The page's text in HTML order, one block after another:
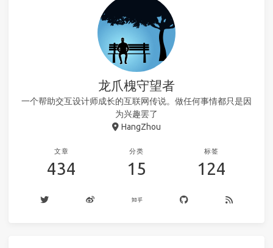
龙爪槐守望者
一个帮助交互设计师成长的互联网传说。做任何事情都只是因
为兴趣罢了
HangZhou
文章
434
分类
15
标签
124